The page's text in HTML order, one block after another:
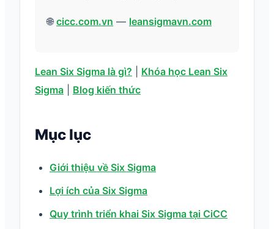
🌐 cicc.com.vn — leansigmavn.com
Lean Six Sigma là gì?
Khóa học Lean Six
Sigma
Blog kiến thức
Mục lục
Giới thiệu về Six Sigma
Lợi ích của Six Sigma
Quy trình triển khai Six Sigma tại CiCC